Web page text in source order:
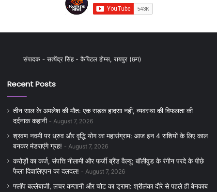
संपादक - सत्येंद्र सिंह - कैपिटल होम्स, रायपुर (छग)
Recent Posts
तीन साल के अमलेश की मौत: एक सड़क हादसा नहीं, व्यवस्था की विफलता की
दर्दनाक कहानी
August 7, 2026
श्रवण नवमी पर ध्रुव और वृद्धि योग का महासंग्राम: आज इन 4 राशियों के लिए काल
बनकर मंडराएंगे ग्रह!
August 7, 2026
करोड़ों का कर्ज, संपत्ति नीलामी और फर्जी ब्रैंड वैल्यू: बॉलीवुड के रंगीन परदे के पीछे
फैला दिवालिएपन का दलदल!
August 7, 2026
फ्लॉप बल्लेबाजी, लचर कप्तानी और चोट का ड्रामा: श्रीलंका दौरे से पहले ही बेनकाब